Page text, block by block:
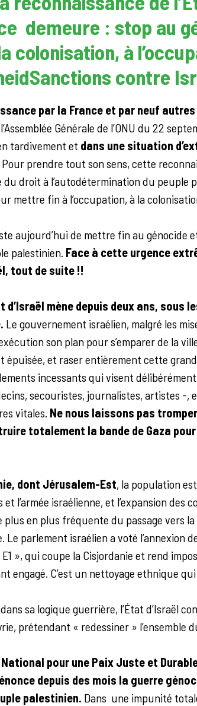
demeure : stop au
colonisation, à
Sanctions contre
par la France et par neuf
Générale de l’ONU du 22
tardivement et dans une situation
Pour prendre tout son sens, cette
du droit à l’autodétermination du peuple
mettre fin à l’occupation, à la
aujourd’hui de mettre fin au génocide
palestinien. Face à cette urgence
tout de suite !!
d’Israël mène depuis deux ans, sous
Le gouvernement israélien, malgré les
son plan pour s’emparer de la
épuisée, et raser entièrement cette
incessants qui visent
secouristes, journalistes, artistes -,
vitales. Ne nous laissons pas
totalement la bande de Gaza
dont Jérusalem-Est, la population
et l’armée israélienne, et l’expansion des
en plus fréquente du passage vers
Le parlement israélien a voté l’annexion
», qui coupe la Cisjordanie et rend
engagé. C’est un nettoyage ethnique
sa logique guerrière, l’État d’Israël
prétendant « redessiner » l’ensemble
pour une Paix Juste et
depuis des mois la guerre
palestinien. Dans une impunité